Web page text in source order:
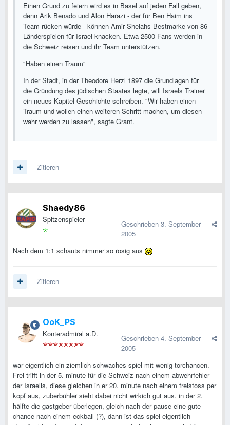
Einen Grund zu feiern wird es in Basel auf jeden Fall geben,
denn Arik Benado und Alon Harazi - der für Ben Haim ins
Team rücken würde - können Amir Shelahs Bestmarke von 86
Länderspielen für Israel knacken. Etwa 2500 Fans werden in
die Schweiz reisen und ihr Team unterstützen.
"Haben einen Traum"
In der Stadt, in der Theodore Herzl 1897 die Grundlagen für
die Gründung des jüdischen Staates legte, will Israels Trainer
ein neues Kapitel Geschichte schreiben. "Wir haben einen
Traum und wollen einen weiteren Schritt machen, um diesen
wahr werden zu lassen", sagte Grant.
Zitieren
Shaedy86
Spitzenspieler Geschrieben 3. September
2005
Nach dem 1:1 schauts nimmer so rosig aus
Zitieren
OoK_PS
Konteradmiral a.D. Geschrieben 4. September
2005
war eigentlich ein ziemlich schwaches spiel mit wenig torchancen.
Frei trifft in der 5. minute für die Schweiz nach einem abwehrfehler
der Israelis, diese gleichen in er 20. minute nach einem freistoss per
kopf aus, zuberbühler sieht dabei nicht wirkich gut aus. in der 2.
hälfte die gastgeber überlegen, gleich nach der pause eine gute
chance nach einem eckball (?), dann ist das spiel eigentlich